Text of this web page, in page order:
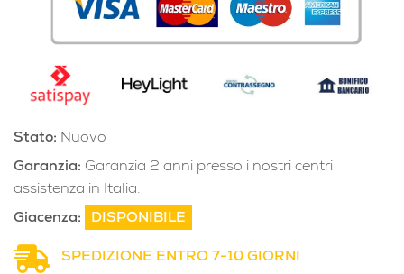
Stato: Nuovo
Garanzia: Garanzia 2 anni presso i nostri centri
assistenza in Italia.
Giacenza:
DISPONIBILE
SPEDIZIONE ENTRO 7-10 GIORNI